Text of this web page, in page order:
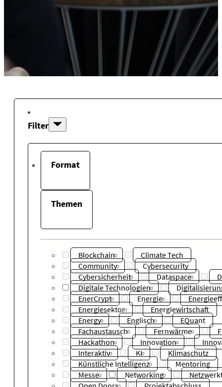
Filter
Format
Themen
Blockchain
Climate Tech
Community
Cybersecurity
Cybersicherheit
Dataspace
Digitale Technologien
EnerCrypt
Energie
Energiesektor
Energiewirtschaft
Energy
Englisch
EQuant
Fachaustausch
Fernwärme
Hackathon
Innovation
Interaktiv
KI
Klimaschutz
Künstliche Intelligenz
Mentoring
Messe
Networking